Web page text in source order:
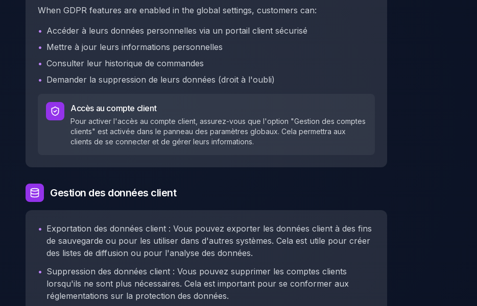
When GDPR features are enabled in the global settings, customers can:
• Accéder à leurs données personnelles via un portail client sécurisé
• Mettre à jour leurs informations personnelles
• Consulter leur historique de commandes
• Demander la suppression de leurs données (droit à l'oubli)
Accès au compte client
Pour activer l'accès au compte client, assurez-vous que l'option "Gestion des comptes
clients" est activée dans le panneau des paramètres globaux. Cela permettra aux
clients de se connecter et de gérer leurs informations.
Gestion des données client
• Exportation des données client : Vous pouvez exporter les données client à des fins
de sauvegarde ou pour les utiliser dans d'autres systèmes. Cela est utile pour créer
des listes de diffusion ou pour l'analyse des données.
• Suppression des données client : Vous pouvez supprimer les comptes clients
lorsqu'ils ne sont plus nécessaires. Cela est important pour se conformer aux
réglementations sur la protection des données.